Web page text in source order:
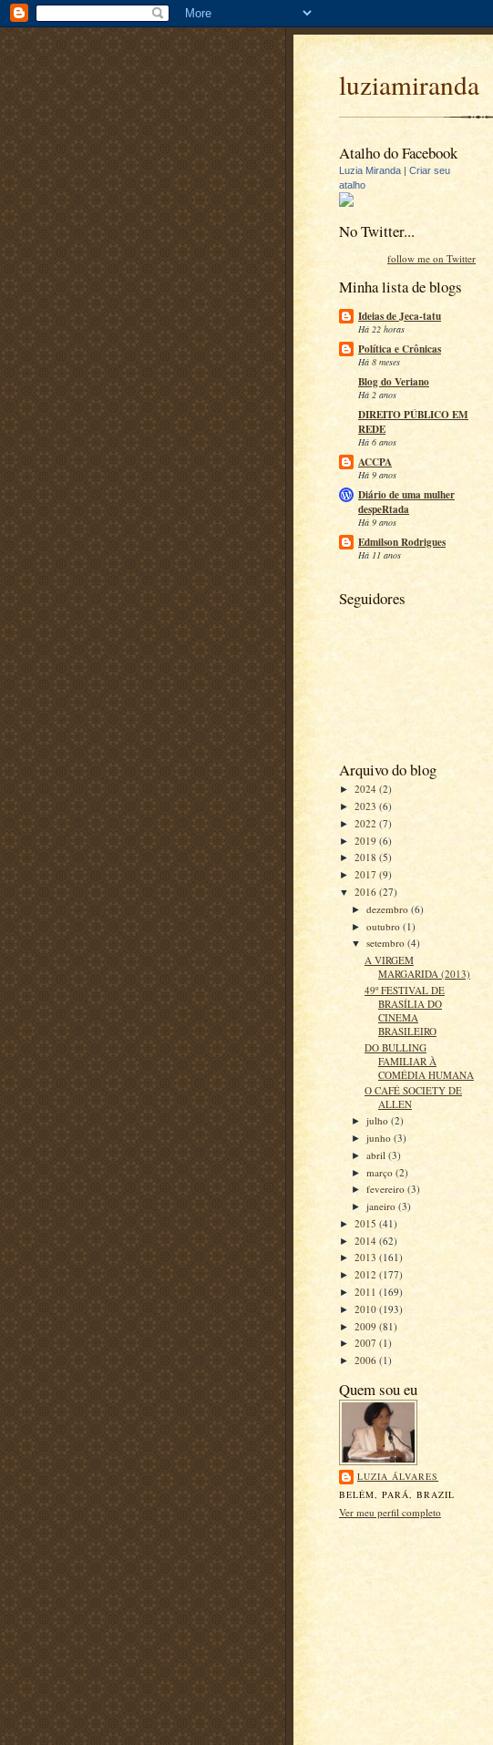
luziamiranda
Atalho do Facebook
Luzia Miranda | Criar seu
atalho
No Twitter...
follow me on Twitter
Minha lista de blogs
Ideias de Jeca-tatu
Há 22 horas
Política e Crônicas
Há 8 meses
Blog do Veriano
Há 2 anos
DIREITO PÚBLICO EM
REDE
Há 6 anos
ACCPA
Há 9 anos
Diário de uma mulher
despeRtada
Há 9 anos
Edmilson Rodrigues
Há 11 anos
Seguidores
Arquivo do blog
► 2024 (2)
► 2023 (6)
► 2022 (7)
► 2019 (6)
► 2018 (5)
► 2017 (9)
▼ 2016 (27)
►dezembro(6)
►outubro(1)
▼setembro(4)
A VIRGEM
MARGARIDA (2013)
49º FESTIVAL DE
BRASÍLIA DO
CINEMA
BRASILEIRO
DO BULLING
FAMILIAR À
COMÉDIA HUMANA
O CAFÉ SOCIETY DE
ALLEN
►julho(2)
►junho(3)
►abril(3)
►março(2)
►fevereiro(3)
►janeiro(3)
► 2015 (41)
► 2014 (62)
► 2013 (161)
► 2012 (177)
► 2011 (169)
► 2010 (193)
► 2009 (81)
► 2007 (1)
► 2006 (1)
Quem sou eu
LUZIA ÁLVARES
BELÉM, PARÁ, BRAZIL
Ver meu perfil completo